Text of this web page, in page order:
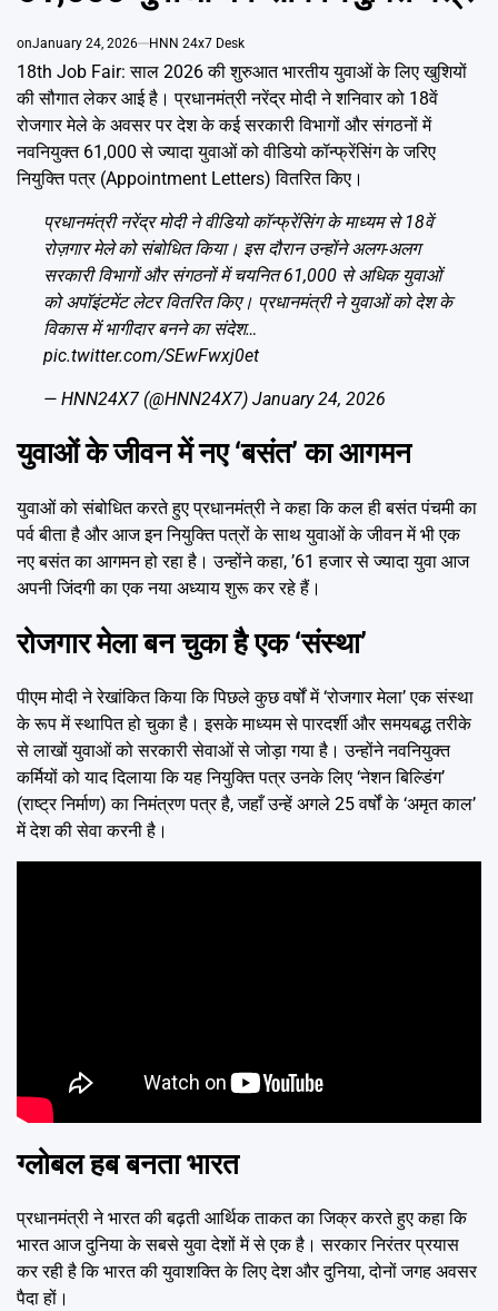
onJanuary 24, 2026 HNN 24x7 Desk
18th Job Fair: साल 2026 की शुरुआत भारतीय युवाओं के लिए खुशियों
की सौगात लेकर आई है। प्रधानमंत्री नरेंद्र मोदी ने शनिवार को 18वें
रोजगार मेले के अवसर पर देश के कई सरकारी विभागों और संगठनों में
नवनियुक्त 61,000 से ज्यादा युवाओं को वीडियो कॉन्फ्रेंसिंग के जरिए
नियुक्ति पत्र (Appointment Letters) वितरित किए।
प्रधानमंत्री नरेंद्र मोदी ने वीडियो कॉन्फ्रेंसिंग के माध्यम से 18वें
रोज़गार मेले को संबोधित किया। इस दौरान उन्होंने अलग-अलग
सरकारी विभागों और संगठनों में चयनित 61,000 से अधिक युवाओं
को अपॉइंटमेंट लेटर वितरित किए। प्रधानमंत्री ने युवाओं को देश के
विकास में भागीदार बनने का संदेश…
pic.twitter.com/SEwFwxj0et
— HNN24X7 (@HNN24X7) January 24, 2026
युवाओं के जीवन में नए ‘बसंत’ का आगमन
युवाओं को संबोधित करते हुए प्रधानमंत्री ने कहा कि कल ही बसंत पंचमी का
पर्व बीता है और आज इन नियुक्ति पत्रों के साथ युवाओं के जीवन में भी एक
नए बसंत का आगमन हो रहा है। उन्होंने कहा, ’61 हजार से ज्यादा युवा आज
अपनी जिंदगी का एक नया अध्याय शुरू कर रहे हैं।
रोजगार मेला बन चुका है एक ‘संस्था’
पीएम मोदी ने रेखांकित किया कि पिछले कुछ वर्षों में ‘रोजगार मेला’ एक संस्था
के रूप में स्थापित हो चुका है। इसके माध्यम से पारदर्शी और समयबद्ध तरीके
से लाखों युवाओं को सरकारी सेवाओं से जोड़ा गया है। उन्होंने नवनियुक्त
कर्मियों को याद दिलाया कि यह नियुक्ति पत्र उनके लिए ‘नेशन बिल्डिंग’
(राष्ट्र निर्माण) का निमंत्रण पत्र है, जहाँ उन्हें अगले 25 वर्षों के ‘अमृत काल’
में देश की सेवा करनी है।
ग्लोबल हब बनता भारत
प्रधानमंत्री ने भारत की बढ़ती आर्थिक ताकत का जिक्र करते हुए कहा कि
भारत आज दुनिया के सबसे युवा देशों में से एक है। सरकार निरंतर प्रयास
कर रही है कि भारत की युवाशक्ति के लिए देश और दुनिया, दोनों जगह अवसर
पैदा हों।